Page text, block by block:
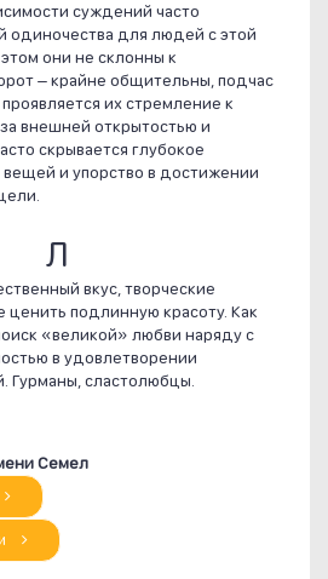
суждений часто
одиночества для людей с этой
они не склонны к
– крайне общительны, подчас
их стремление к
внешней открытостью и
скрывается глубокое
и упорство в достижении
Л
вкус, творческие
ценить подлинную красоту. Как
«великой» любви наряду с
в удовлетворении
Гурманы, сластолюбцы.
Семел